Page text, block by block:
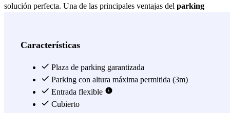
solución perfecta. Una de las principales ventajas del parking
sabiendo que tu vehículo está protegido. Además, el parking cuenta
que todo funcione sin problemas. Esto lo convierte en una opción
confiable para aquellos que valoran la seguridad de su automóvil. El
parking Toulouse - Stade Struxiano - UXCO
amplia gama de servicios que mejoran la experiencia del usuario.
Características
Plaza de parking garantizada
Parking con altura máxima permitida (3m)
Entrada flexible
Cubierto